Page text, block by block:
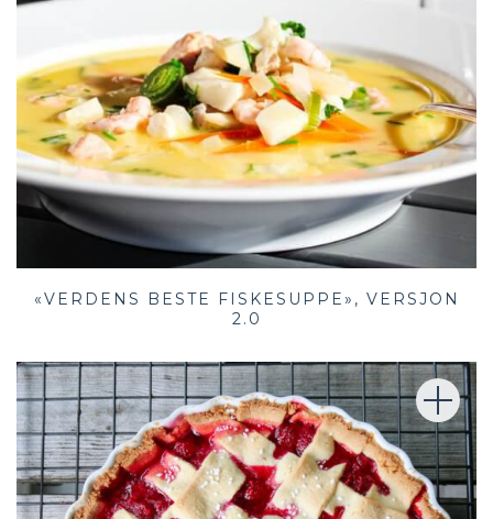
«VERDENS BESTE FISKESUPPE», VERSJON
2.0